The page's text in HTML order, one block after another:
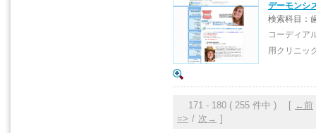
デーモンシ
検索科目：
コーディア
用クリニッ
171 - 180 ( 255 件中 ) [ ←前
=> / 次→ ]